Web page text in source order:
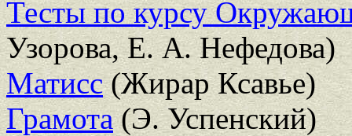
Тесты по курсу
Узорова, Е. А. Нефедова)
Матисс(Жирар Ксавье)
Грамота(Э. Успенский)